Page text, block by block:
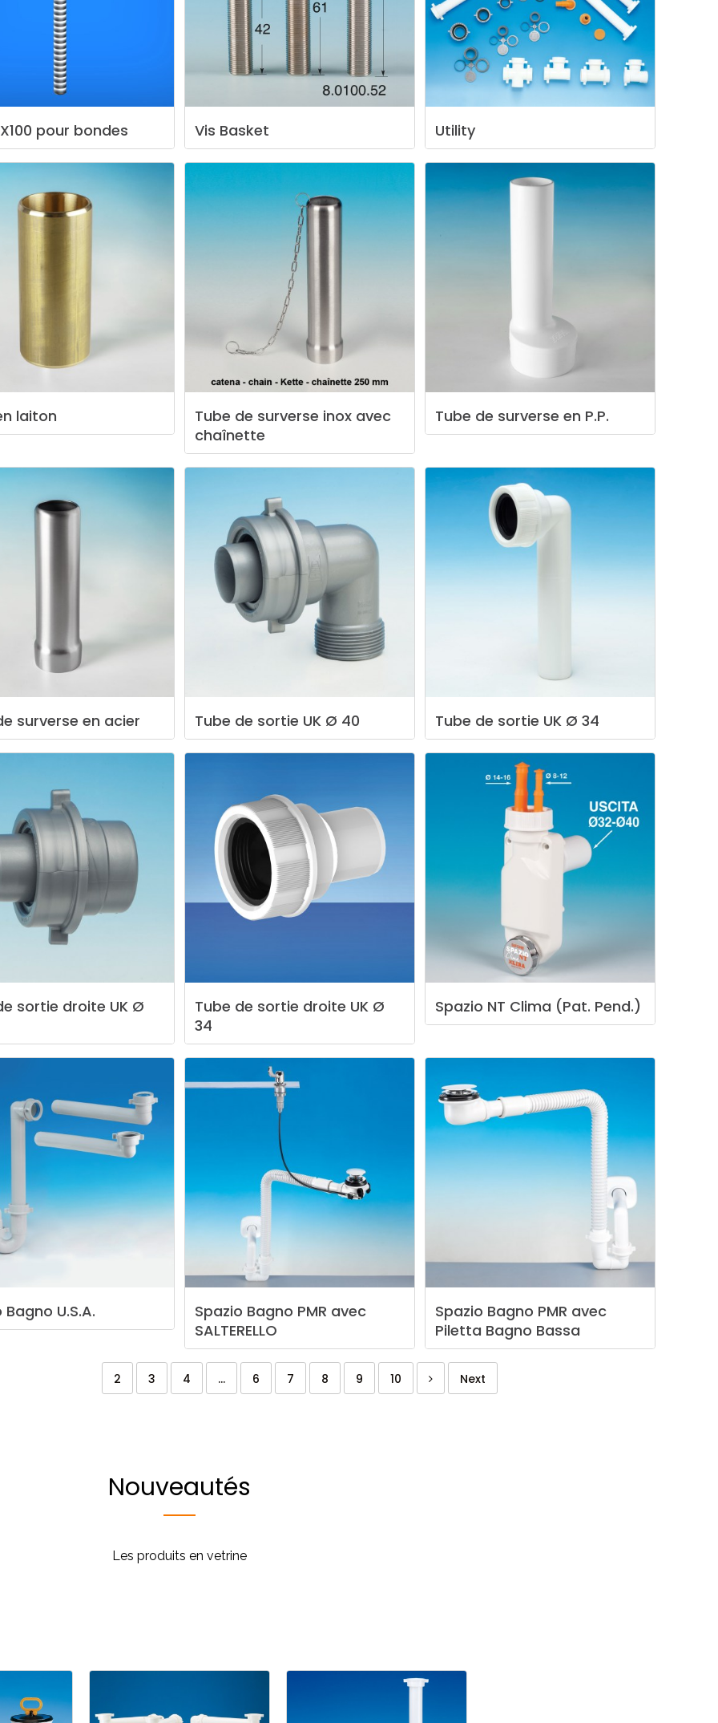
pour bondes Vis Basket Utility
laiton Tube de surverse inox avec
chaînette
Tube de surverse en P.P.
surverse en acier Tube de sortie UK Ø 40 Tube de sortie UK Ø 34
sortie droite UK Ø Tube de sortie droite UK Ø
34
Spazio NT Clima (Pat. Pend.)
Bagno U.S.A. Spazio Bagno PMR avec
SALTERELLO
Spazio Bagno PMR avec
Piletta Bagno Bassa
2 3 4 ... 6 7 8 9 10 Next
Nouveautés
Les produits en vetrine